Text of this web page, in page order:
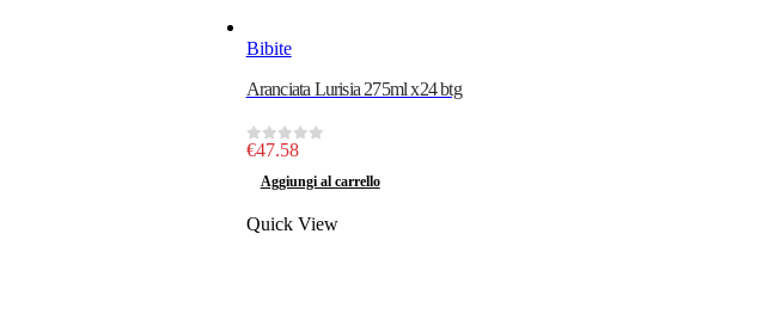
Bibite
Aranciata Lurisia 275ml x24 btg
0out of 5
€47.58
Aggiungi al carrello
Quick View